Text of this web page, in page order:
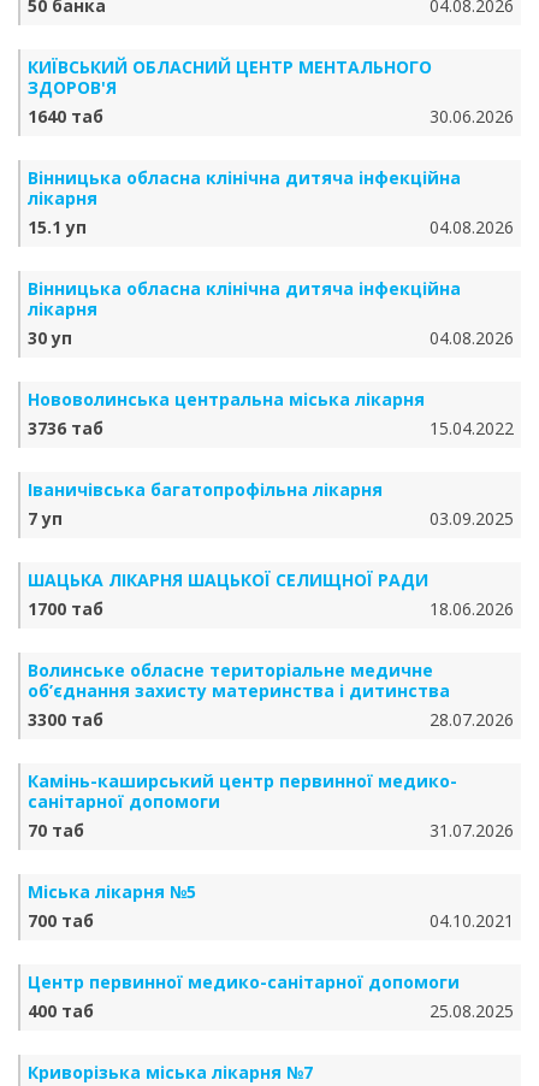
50 банка
04.08.2026
КИЇВСЬКИЙ ОБЛАСНИЙ ЦЕНТР МЕНТАЛЬНОГО
ЗДОРОВ'Я
1640 таб
30.06.2026
Вінницька обласна клінічна дитяча інфекційна
лікарня
15.1 уп
04.08.2026
Вінницька обласна клінічна дитяча інфекційна
лікарня
30 уп
04.08.2026
Нововолинська центральна міська лікарня
3736 таб
15.04.2022
Іваничівська багатопрофільна лікарня
7 уп
03.09.2025
ШАЦЬКА ЛІКАРНЯ ШАЦЬКОЇ СЕЛИЩНОЇ РАДИ
1700 таб
18.06.2026
Волинське обласне територіальне медичне
об’єднання захисту материнства і дитинства
3300 таб
28.07.2026
Камінь-каширський центр первинної медико-
санітарної допомоги
70 таб
31.07.2026
Міська лікарня №5
700 таб
04.10.2021
Центр первинної медико-санітарної допомоги
400 таб
25.08.2025
Криворізька міська лікарня №7